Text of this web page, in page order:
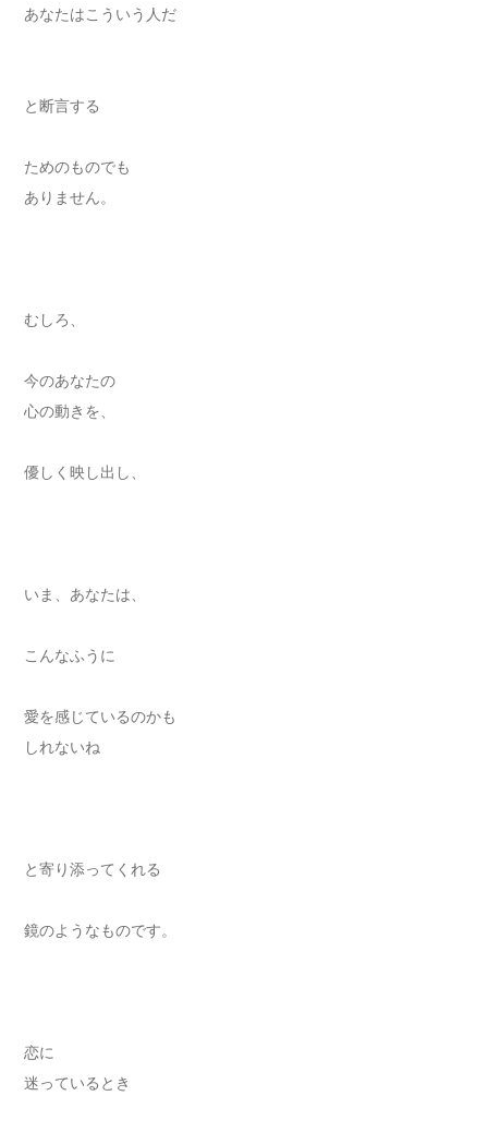
あなたはこういう人だ
と断言する
ためのものでも
ありません。
むしろ、
今のあなたの
心の動きを、
優しく映し出し、
いま、あなたは、
こんなふうに
愛を感じているのかも
しれないね
と寄り添ってくれる
鏡のようなものです。
恋に
迷っているとき